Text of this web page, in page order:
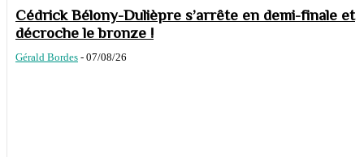
Cédrick Bélony-Dulièpre s’arrête en demi-finale et
décroche le bronze !
Gérald Bordes - 07/08/26